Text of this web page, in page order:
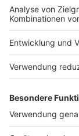
Spielern und
Viele Fans
auch unterwegs
ein Liveticker
identifizieren
man Mitglied im
welche Fan-